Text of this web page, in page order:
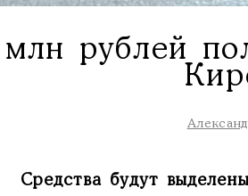
рублей
Средства будут